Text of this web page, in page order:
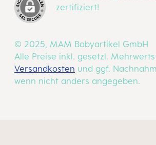
© 2025, MAM Babyartikel GmbH
Alle Preise inkl. gesetzl.
Versandkosten und ggf.
wenn nicht anders angegeben.
zertifiziert!